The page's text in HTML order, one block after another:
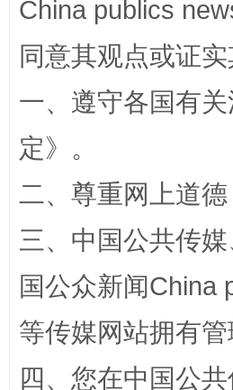
解纷+调解+退费，一次搞定
China publics
同意其观点或证
一、遵守各国有
定》。
二、尊重网上道
三、中国公共传
国公众新闻China
等传媒网站拥有
四、您在中国公